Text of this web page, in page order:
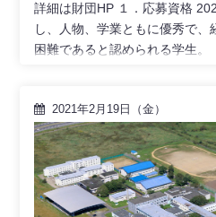
詳細は財団HP １．応募資格
し、人物、学業ともに優秀で
困難であると認められる学生。
2021年2月19日（金）